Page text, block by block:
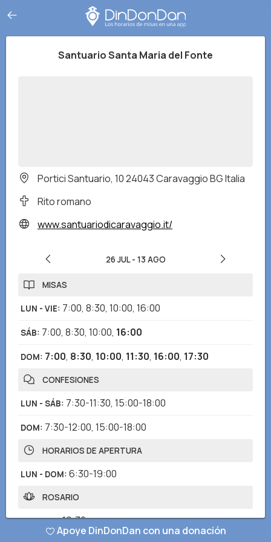
Santuario Santa Maria del Fonte
Portici Santuario, 10 24043 Caravaggio BG Italia
Rito romano
www.santuariodicaravaggio.it/
26 JUL- 13 AGO
MISAS
LUN - VIE: 7:00, 8:30, 10:00, 16:00
SÁB: 7:00, 8:30, 10:00, 16:00
DOM: 7:00, 8:30, 10:00, 11:30, 16:00, 17:30
CONFESIONES
LUN - SÁB: 7:30-11:30, 15:00-18:00
DOM: 7:30-12:00, 15:00-18:00
HORARIOS DE APERTURA
LUN - DOM: 6:30-19:00
ROSARIO
LUN - VIE:16:30
Apoye DinDonDan con una donación